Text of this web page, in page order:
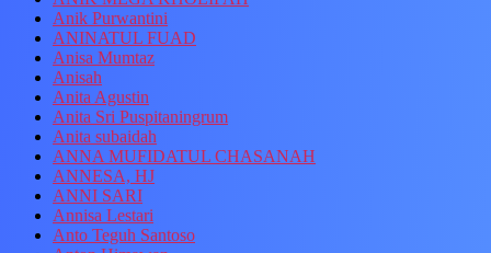
Anik Purwantini
ANINATUL FUAD
Anisa Mumtaz
Anisah
Anita Agustin
Anita Sri Puspitaningrum
Anita subaidah
ANNA MUFIDATUL CHASANAH
ANNESA, HJ
ANNI SARI
Annisa Lestari
Anto Teguh Santoso